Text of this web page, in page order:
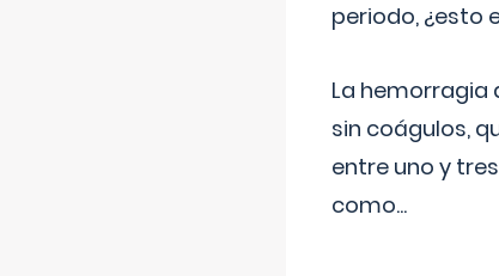
periodo, ¿esto
La hemorragia
sin coágulos,
entre uno y
como...